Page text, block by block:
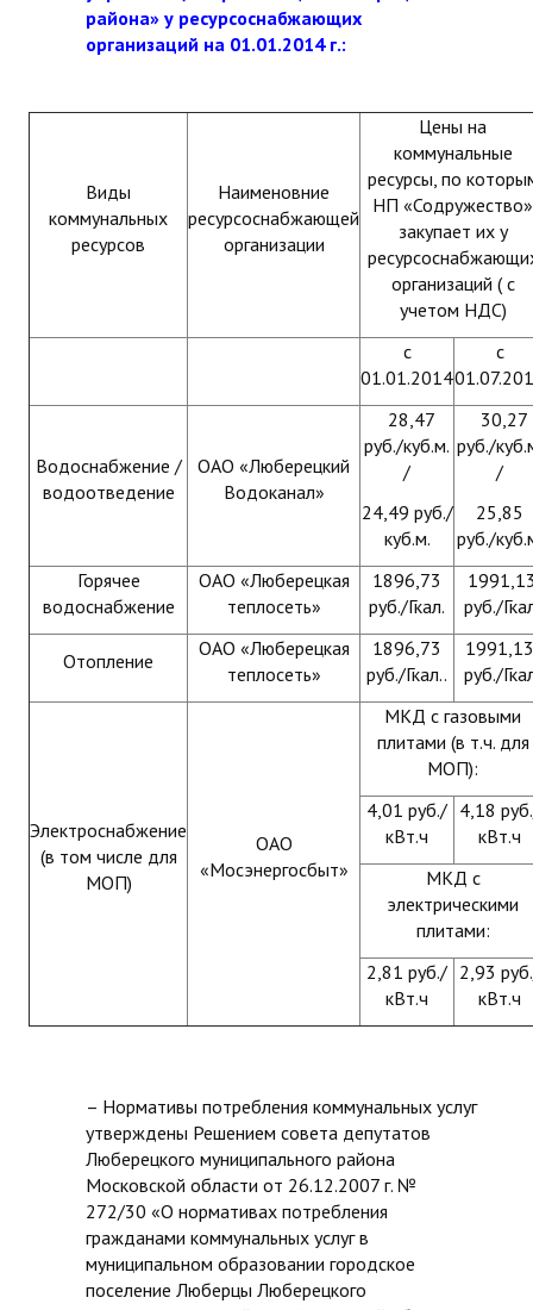
района» у ресурсоснабжающих
организаций на 01.01.2014 г.:
Виды
коммунальных
ресурсов
Наименовние
ресурсоснабжающей
организации
Цены на
коммунальные
ресурсы, по
НП «Содружество»
закупает их у
организаций ( с
учетом НДС)
с
01.01.2014
с
Водоснабжение /
водоотведение
ОАО «Люберецкий
Водоканал»
28,47
руб./куб.м.
/
24,49 руб./
куб.м.
30,27
руб./
/
25,85
руб./
Горячее
водоснабжение
ОАО «Люберецкая
теплосеть»
1896,73
руб./Гкал.
руб./
Отопление
ОАО «Люберецкая
теплосеть»
1896,73
руб./Гкал..
1991,13
руб./
Электроснабжение
(в том числе для
МОП)
ОАО
«Мосэнергосбыт»
МКД с газовыми
плитами (в т.ч. для
МОП):
4,01 руб./
кВт.ч
4,18
кВт.ч
МКД с
электрическими
плитами:
2,81 руб./
кВт.ч
2,93
кВт.ч
– Нормативы потребления коммунальных услуг
утверждены Решением совета депутатов
Люберецкого муниципального района
Московской области от 26.12.2007 г. №
272/30 «О нормативах потребления
гражданами коммунальных услуг в
муниципальном образовании городское
поселение Люберцы Люберецкого